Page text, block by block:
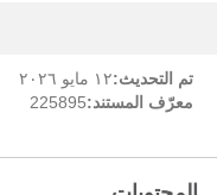
تم التحديث:١٢ مايو ٢٠٢٦
معرّف المستند:225895